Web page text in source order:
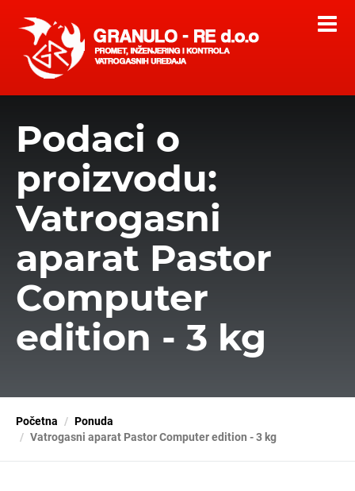
Podaci o
proizvodu:
Vatrogasni
aparat Pastor
Computer
edition - 3 kg
Početna
Ponuda
Vatrogasni aparat Pastor Computer edition - 3 kg